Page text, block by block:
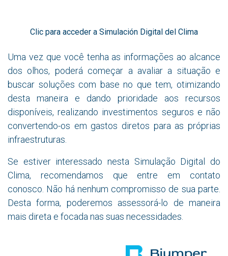
Clic para acceder a Simulación Digital del Clima
Uma vez que você tenha as informações ao alcance
dos olhos, poderá começar a avaliar a situação e
buscar soluções com base no que tem, otimizando
desta maneira e dando prioridade aos recursos
disponíveis, realizando investimentos seguros e não
convertendo-os em gastos diretos para as próprias
infraestruturas.
Se estiver interessado nesta Simulação Digital do
Clima, recomendamos que entre em contato
conosco. Não há nenhum compromisso de sua parte.
Desta forma, poderemos assessorá-lo de maneira
mais direta e focada nas suas necessidades.